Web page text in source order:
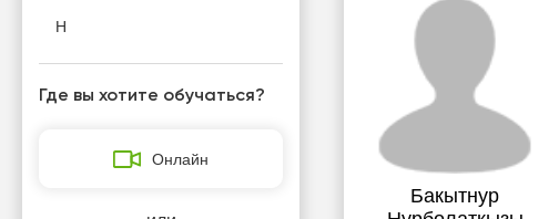
Бакытнур
Н
Начальная школа
Где вы хотите обучаться?
Онлайн